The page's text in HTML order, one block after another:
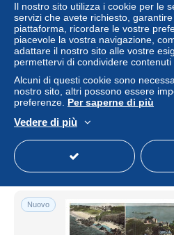
BDMP5-0341-29 -
Bretagne
Nuovo
Il nostro sito utilizza i cookie per le
servizi che avete richiesto,
piattaforma, ricordare le vostre
piacevole la vostra navigazione,
adattare il nostro sito alle vostre
permettervi di condividere contenuti
Alcuni di questi cookie sono
nostro sito, altri possono essere
preferenze. Per saperne di più
Vedere di più